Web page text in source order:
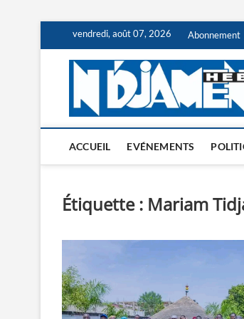
content
vendredi, août 07, 2026 Abonnement
ACCUEIL EVÉNEMENTS
Étiquette : Mariam